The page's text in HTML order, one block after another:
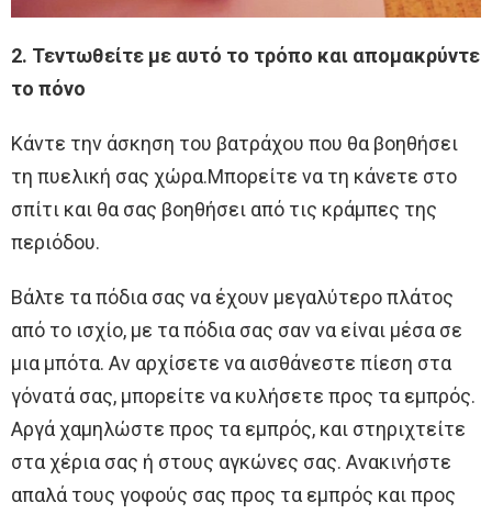
2. Τεντωθείτε με αυτό το τρόπο και απομακρύντε
το πόνο
Κάντε την άσκηση του βατράχου που θα βοηθήσει
τη πυελική σας χώρα.Μπορείτε να τη κάνετε στο
σπίτι και θα σας βοηθήσει από τις κράμπες της
περιόδου.
Βάλτε τα πόδια σας να έχουν μεγαλύτερο πλάτος
από το ισχίο, με τα πόδια σας σαν να είναι μέσα σε
μια μπότα. Αν αρχίσετε να αισθάνεστε πίεση στα
γόνατά σας, μπορείτε να κυλήσετε προς τα εμπρός.
Αργά χαμηλώστε προς τα εμπρός, και στηριχτείτε
στα χέρια σας ή στους αγκώνες σας. Ανακινήστε
απαλά τους γοφούς σας προς τα εμπρός και προς